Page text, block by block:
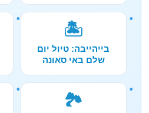
🏝️
בייהייבה: טיול יום
שלם באי סאונה
🏞️